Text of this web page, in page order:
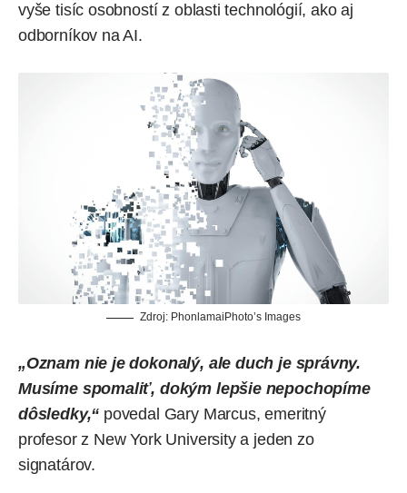
vyše tisíc osobností z oblasti technológií, ako aj
odborníkov na AI.
Zdroj: PhonlamaiPhoto’s Images
„Oznam nie je dokonalý, ale duch je správny.
Musíme spomaliť, dokým lepšie nepochopíme
dôsledky,“ povedal Gary Marcus, emeritný
profesor z New York University a jeden zo
signatárov.